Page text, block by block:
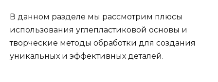
В данном разделе мы рассмотрим плюсы
использования углепластиковой основы и
творческие методы обработки для создания
уникальных и эффективных деталей.